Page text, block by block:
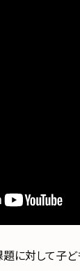
題に対して子